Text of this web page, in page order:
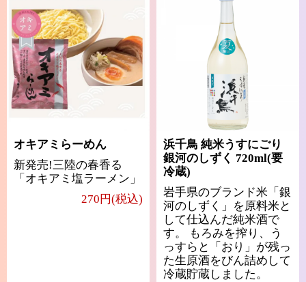
オキアミらーめん
新発売!三陸の春香る
「オキアミ塩ラーメン」
270円(税込)
浜千鳥 純米うすにごり
銀河のしずく 720ml(要
冷蔵)
岩手県のブランド米「銀
河のしずく」を原料米と
して仕込んだ純米酒で
す。 もろみを搾り、う
っすらと「おり」が残っ
た生原酒をびん詰めして
冷蔵貯蔵しました。